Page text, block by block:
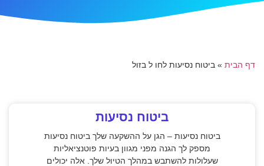
דף הבית » ביטוח נסיעות לחו ל בזול
ביטוח נסיעות
ביטוח נסיעות – הגן על ההשקעה שלך ביטוח נסיעות
מספק לך הגנה מפני מגוון בעיות פוטנציאליות
שעלולות להשתבש במהלך הטיול שלך. אלה יכולים